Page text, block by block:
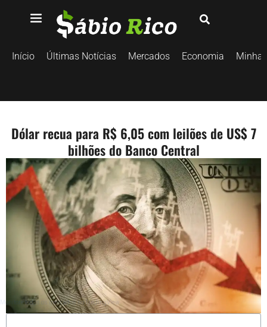
Início Últimas Notícias Mercados Economia
Monitore todos os mercados no TradingView
Dólar recua para R$ 6,05 com leilões de US$ 7
bilhões do Banco Central